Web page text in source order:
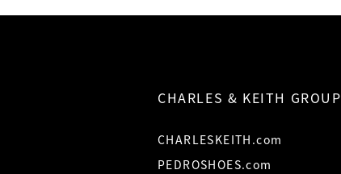
CHARLES & KEITH GROUP
CHARLESKEITH.com
PEDROSHOES.com